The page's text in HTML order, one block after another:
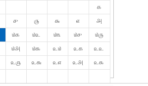
௧
௪ ௫ ௬ ௭
௮
௰௧ ௰௨ ௰௩ ௰௪
௰௫
௰௮ ௰௯ ௨௰ ௨௧
௨௨
௨௫ ௨௬ ௨௭ ௨௮
௨௯